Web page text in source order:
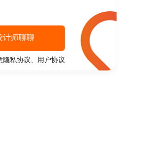
计师聊聊
隐私协议 用户协议